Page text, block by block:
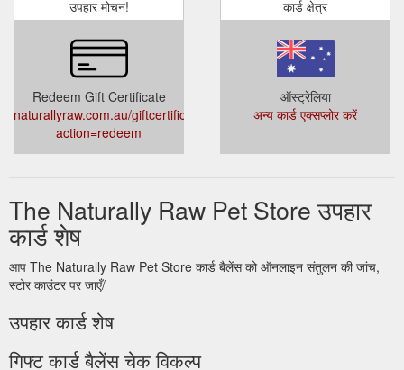
उपहार मोचन!
Redeem Gift Certificate
naturallyraw.com.au/giftcertificates.php?
action=redeem
कार्ड क्षेत्र
ऑस्ट्रेलिया
अन्य कार्ड एक्सप्लोर करें
The Naturally Raw Pet Store उपहार
कार्ड शेष
आप The Naturally Raw Pet Store कार्ड बैलेंस को ऑनलाइन संतुलन की जांच,
स्टोर काउंटर पर जाएँ/
उपहार कार्ड शेष
गिफ्ट कार्ड बैलेंस चेक विकल्प